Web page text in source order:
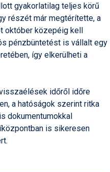
gyakorlatilag teljes körű
részét már megtérítette, a
október közepéig kell
pénzbüntetést is vállalt egy
így elkerülheti a
időről időre
a hatóságok szerint ritka
dokumentumokkal
is sikeresen